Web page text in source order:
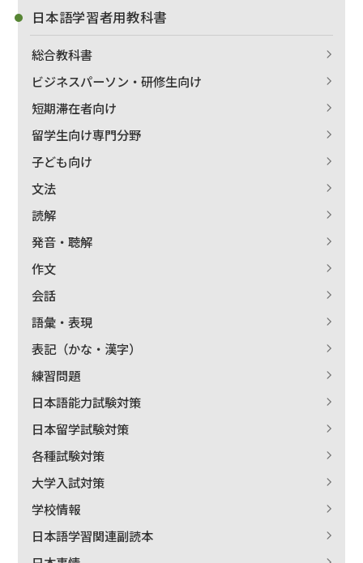
日本語学習者用教科書
総合教科書
ビジネスパーソン・研修生向け
短期滞在者向け
留学生向け専門分野
子ども向け
文法
読解
発音・聴解
作文
会話
語彙・表現
表記（かな・漢字）
練習問題
日本語能力試験対策
日本留学試験対策
各種試験対策
大学入試対策
学校情報
日本語学習関連副読本